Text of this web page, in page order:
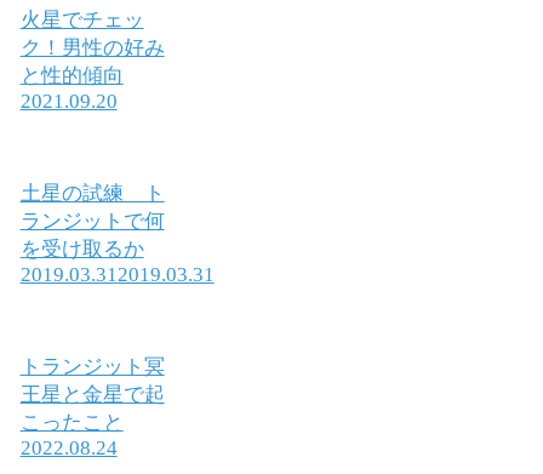
火星でチェッ
ク！男性の好み
と性的傾向
2021.09.20
土星の試練 ト
ランジットで何
を受け取るか
2019.03.312019.03.31
トランジット冥
王星と金星で起
こったこと
2022.08.24